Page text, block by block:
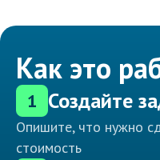
Как это
1 Создайте
Опишите, что нужно
стоимость